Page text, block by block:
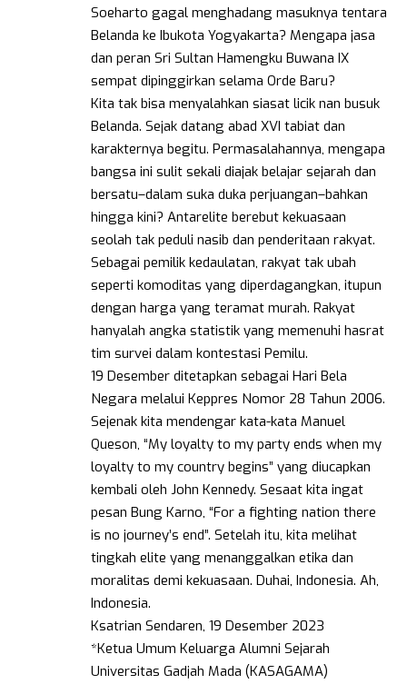
Soeharto gagal menghadang masuknya tentara
Belanda ke Ibukota Yogyakarta? Mengapa jasa
dan peran Sri Sultan Hamengku Buwana IX
sempat dipinggirkan selama Orde Baru?
Kita tak bisa menyalahkan siasat licik nan busuk
Belanda. Sejak datang abad XVI tabiat dan
karakternya begitu. Permasalahannya, mengapa
bangsa ini sulit sekali diajak belajar sejarah dan
bersatu–dalam suka duka perjuangan–bahkan
hingga kini? Antarelite berebut kekuasaan
seolah tak peduli nasib dan penderitaan rakyat.
Sebagai pemilik kedaulatan, rakyat tak ubah
seperti komoditas yang diperdagangkan, itupun
dengan harga yang teramat murah. Rakyat
hanyalah angka statistik yang memenuhi hasrat
tim survei dalam kontestasi Pemilu.
19 Desember ditetapkan sebagai Hari Bela
Negara melalui Keppres Nomor 28 Tahun 2006.
Sejenak kita mendengar kata-kata Manuel
Queson, “My loyalty to my party ends when my
loyalty to my country begins” yang diucapkan
kembali oleh John Kennedy. Sesaat kita ingat
pesan Bung Karno, “For a fighting nation there
is no journey’s end”. Setelah itu, kita melihat
tingkah elite yang menanggalkan etika dan
moralitas demi kekuasaan. Duhai, Indonesia. Ah,
Indonesia.
Ksatrian Sendaren, 19 Desember 2023
*Ketua Umum Keluarga Alumni Sejarah
Universitas Gadjah Mada (KASAGAMA)